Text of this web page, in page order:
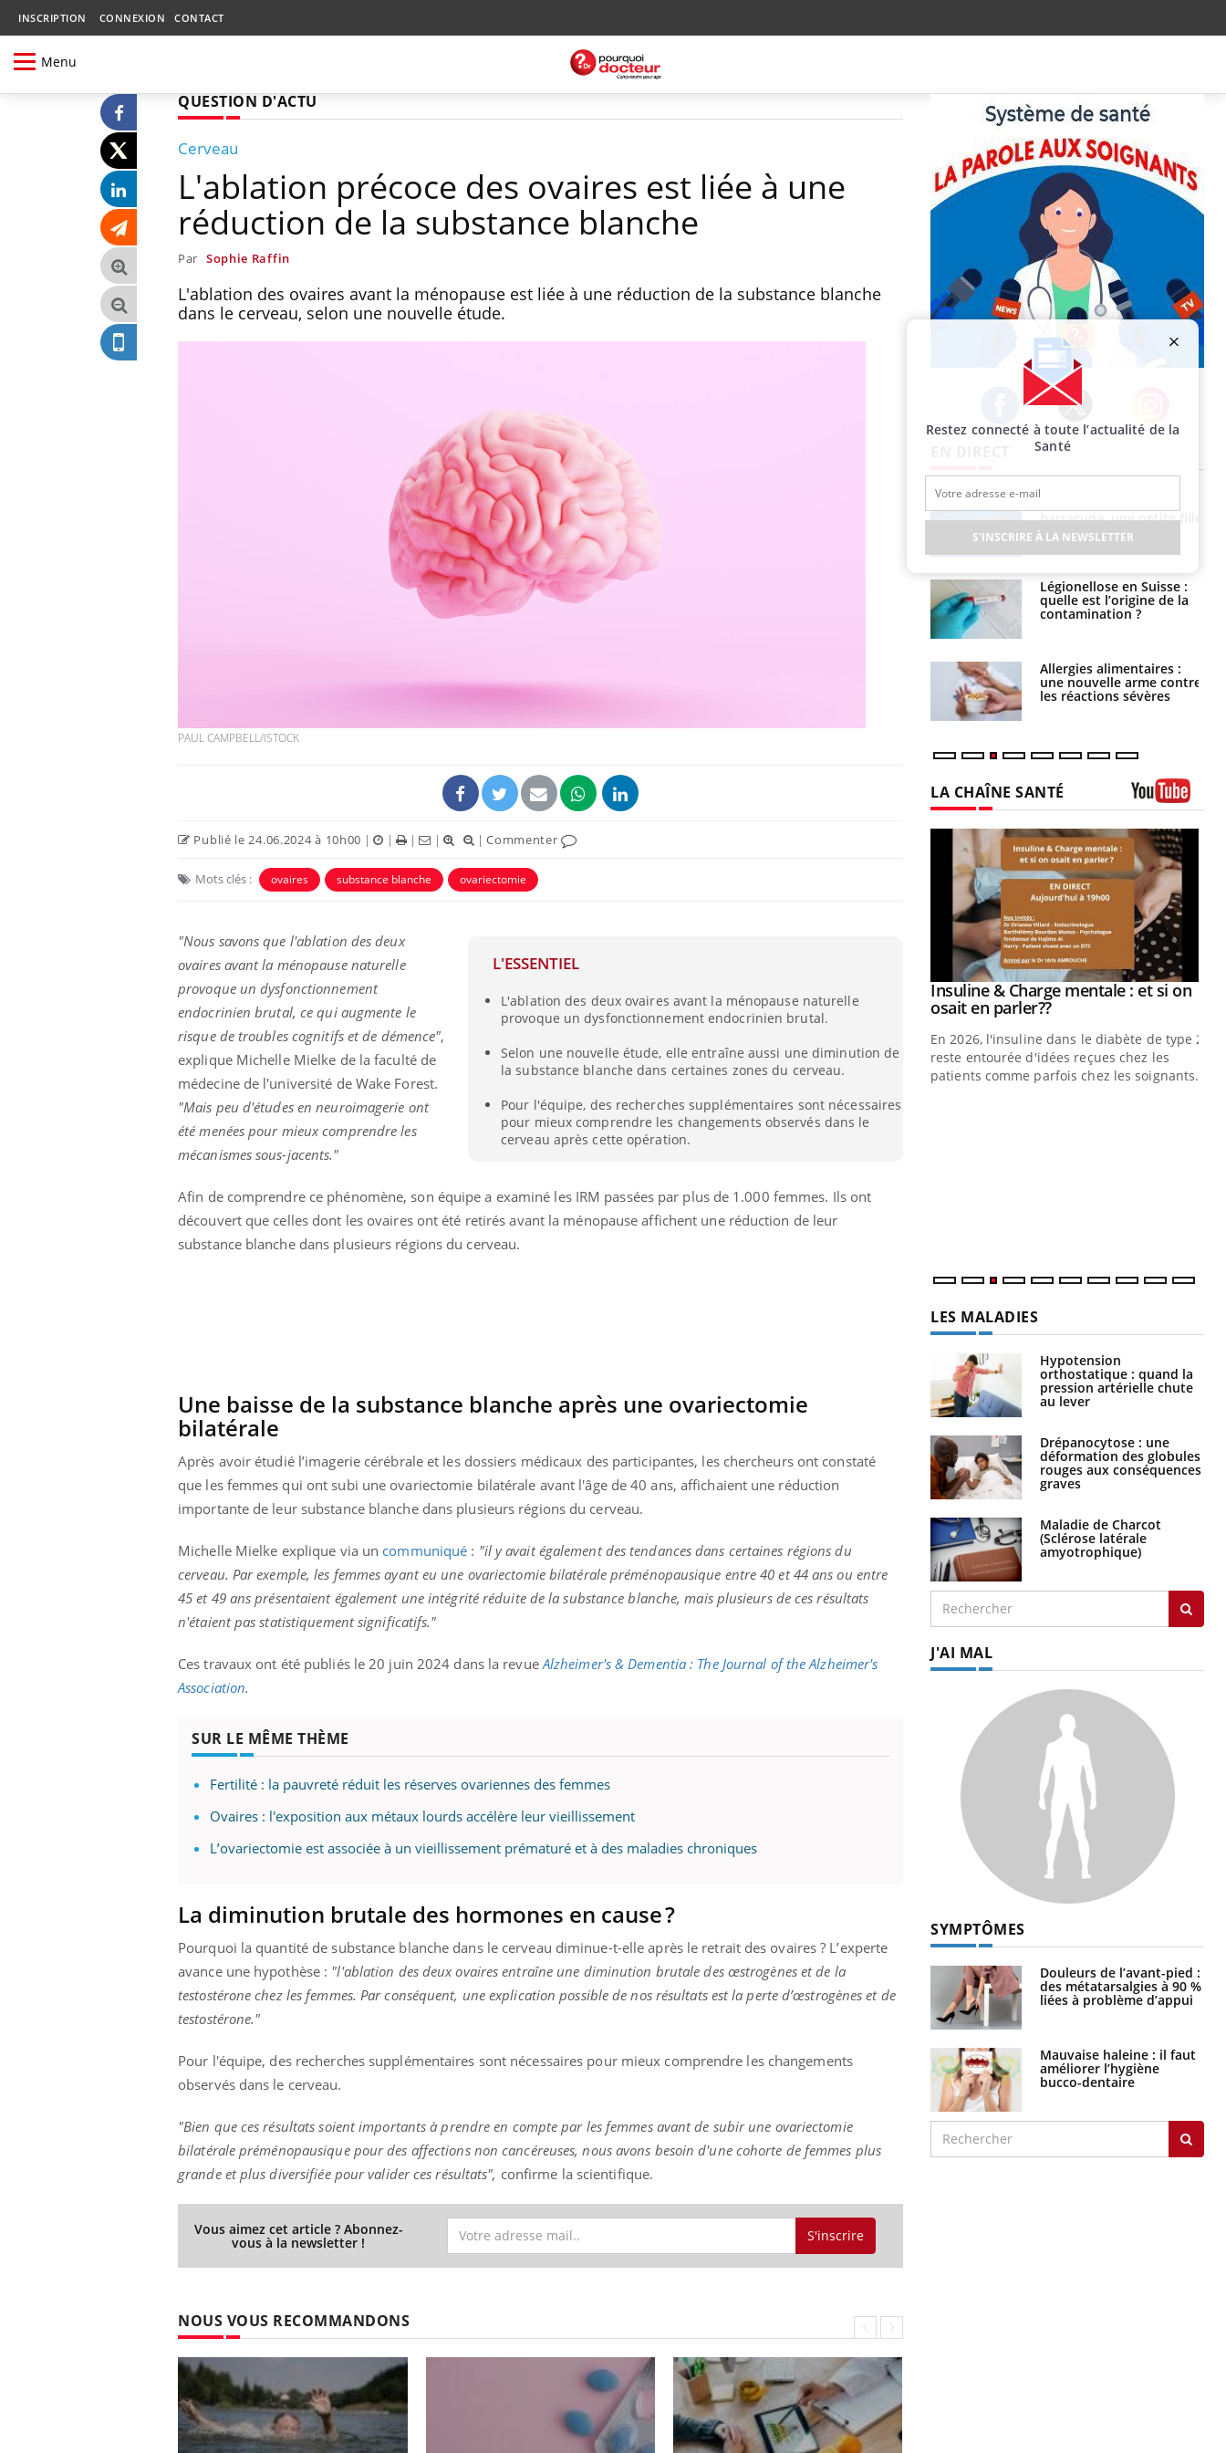
INSCRIPTION CONNEXION CONTACT
Menu
QUESTION D'ACTU
Cerveau
L'ablation précoce des ovaires est liée à une
réduction de la substance blanche
Par Sophie Raffin
L'ablation des ovaires avant la ménopause est liée à une réduction de la substance blanche
dans le cerveau, selon une nouvelle étude.
PAUL CAMPBELL/ISTOCK
Publié le 24.06.2024 à 10h00 | | | | |Commenter
Mots clés : ovaires substance blanche ovariectomie
L'ESSENTIEL
L'ablation des deux ovaires avant la ménopause naturelle
provoque un dysfonctionnement endocrinien brutal.
Selon une nouvelle étude, elle entraîne aussi une diminution de
la substance blanche dans certaines zones du cerveau.
Pour l'équipe, des recherches supplémentaires sont nécessaires
pour mieux comprendre les changements observés dans le
cerveau après cette opération.
"Nous savons que l'ablation des deux
ovaires avant la ménopause naturelle
provoque un dysfonctionnement
endocrinien brutal, ce qui augmente le
risque de troubles cognitifs et de démence",
explique Michelle Mielke de la faculté de
médecine de l'université de Wake Forest.
"Mais peu d'études en neuroimagerie ont
été menées pour mieux comprendre les
mécanismes sous-jacents."
Afin de comprendre ce phénomène, son équipe a examiné les IRM passées par plus de 1.000 femmes. Ils ont
découvert que celles dont les ovaires ont été retirés avant la ménopause affichent une réduction de leur
substance blanche dans plusieurs régions du cerveau.
Une baisse de la substance blanche après une ovariectomie
bilatérale
Après avoir étudié l’imagerie cérébrale et les dossiers médicaux des participantes, les chercheurs ont constaté
que les femmes qui ont subi une ovariectomie bilatérale avant l'âge de 40 ans, affichaient une réduction
importante de leur substance blanche dans plusieurs régions du cerveau.
Michelle Mielke explique via un communiqué : "il y avait également des tendances dans certaines régions du
cerveau. Par exemple, les femmes ayant eu une ovariectomie bilatérale préménopausique entre 40 et 44 ans ou entre
45 et 49 ans présentaient également une intégrité réduite de la substance blanche, mais plusieurs de ces résultats
n'étaient pas statistiquement significatifs."
Ces travaux ont été publiés le 20 juin 2024 dans la revue Alzheimer's & Dementia : The Journal of the Alzheimer's
Association.
SUR LE MÊME THÈME
Fertilité : la pauvreté réduit les réserves ovariennes des femmes
Ovaires : l'exposition aux métaux lourds accélère leur vieillissement
L’ovariectomie est associée à un vieillissement prématuré et à des maladies chroniques
La diminution brutale des hormones en cause ?
Pourquoi la quantité de substance blanche dans le cerveau diminue-t-elle après le retrait des ovaires ? L’experte
avance une hypothèse : "l'ablation des deux ovaires entraîne une diminution brutale des œstrogènes et de la
testostérone chez les femmes. Par conséquent, une explication possible de nos résultats est la perte d’œstrogènes et de
testostérone."
Pour l'équipe, des recherches supplémentaires sont nécessaires pour mieux comprendre les changements
observés dans le cerveau.
"Bien que ces résultats soient importants à prendre en compte par les femmes avant de subir une ovariectomie
bilatérale préménopausique pour des affections non cancéreuses, nous avons besoin d'une cohorte de femmes plus
grande et plus diversifiée pour valider ces résultats", confirme la scientifique.
Vous aimez cet article ? Abonnez-
vous à la newsletter ! S'inscrire
NOUS VOUS RECOMMANDONS
Facebook Twitter Instagram
Fortes chaleurs :
pourquoi le risque de
noyade grimpe-t-il ?
Le Viagra pourrait-il
freiner la propagation du
cancer ?
de protéines pourrait
barracuda, une petite fille
secourue grâce à un
réflexe essentiel
Légionellose en Suisse :
quelle est l’origine de la
contamination ?
Allergies alimentaires :
une nouvelle arme contre
les réactions sévères
LA CHAÎNE SANTÉ
Eczéma Chronique des Mains :
expliquer ma maladieYoutube
Il y a des sujets qui sont faciles à aborder...
d'autres non ! D'un côté, poser des
questions sur la maladie d'un proche c'est
montrer ...
Carence en fer : comprendre pour
prévenirYoutube
même alopécie… Les symptômes de la
carence en fer sont multiples ce qui la rend
Youtube
Insuline & Charge mentale : et si on
osait en parler??Youtube
En 2026, l'insuline dans le diabète de type 2
reste entourée d'idées reçues chez les
patients comme parfois chez les soignants.
LES MALADIES
Hypotension
orthostatique : quand la
pression artérielle chute
au lever
Drépanocytose : une
déformation des globules
rouges aux conséquences
graves
Maladie de Charcot
(Sclérose latérale
amyotrophique)
J'AI MAL
SYMPTÔMES
Douleurs de l’avant-pied :
des métatarsalgies à 90 %
liées à problème d’appui
Mauvaise haleine : il faut
améliorer l’hygiène
bucco-dentaire
Restez connecté à toute l’actualité de la
Santé
S'INSCRIRE À LA NEWSLETTER